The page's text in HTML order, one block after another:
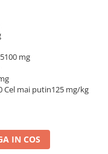
mg
Cel mai putin125 mg/kg
IN COS